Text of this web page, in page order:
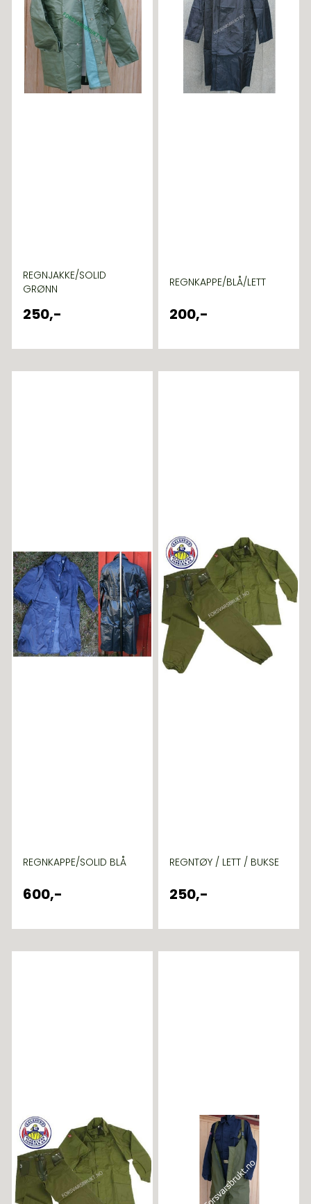
REGNJAKKE/SOLID
GRØNN
250,-
REGNKAPPE/BLÅ/LETT
200,-
REGNKAPPE/SOLID BLÅ
600,-
REGNTØY / LETT / BUKSE
250,-